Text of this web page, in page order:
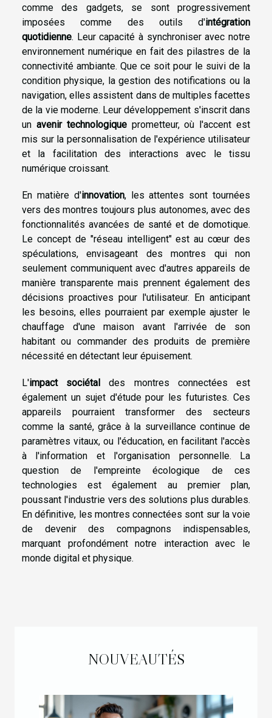
comme des gadgets, se sont progressivement
imposées comme des outils d'intégration
quotidienne. Leur capacité à synchroniser avec notre
environnement numérique en fait des pilastres de la
connectivité ambiante. Que ce soit pour le suivi de la
condition physique, la gestion des notifications ou la
navigation, elles assistent dans de multiples facettes
de la vie moderne. Leur développement s'inscrit dans
un avenir technologiqueprometteur, où l'accent est
mis sur la personnalisation de l'expérience utilisateur
et la facilitation des interactions avec le tissu
numérique croissant.
En matière d'innovation, les attentes sont tournées
vers des montres toujours plus autonomes, avec des
fonctionnalités avancées de santé et de domotique.
Le concept de "réseau intelligent" est au cœur des
spéculations, envisageant des montres qui non
seulement communiquent avec d'autres appareils de
manière transparente mais prennent également des
décisions proactives pour l'utilisateur. En anticipant
les besoins, elles pourraient par exemple ajuster le
chauffage d'une maison avant l'arrivée de son
habitant ou commander des produits de première
nécessité en détectant leur épuisement.
L'impact sociétal
des montres connectées est
également un sujet d'étude pour les futuristes. Ces
appareils pourraient transformer des secteurs
comme la santé, grâce à la surveillance continue de
paramètres vitaux, ou l'éducation, en facilitant l'accès
à l'information et l'organisation personnelle. La
question de l'empreinte écologique de ces
technologies est également au premier plan,
poussant l'industrie vers des solutions plus durables.
En définitive, les montres connectées sont sur la voie
de devenir des compagnons indispensables,
marquant profondément notre interaction avec le
monde digital et physique.
NOUVEAUTÉS